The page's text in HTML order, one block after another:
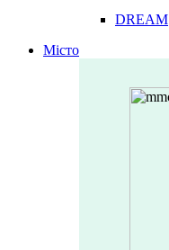
DREAM
Місто